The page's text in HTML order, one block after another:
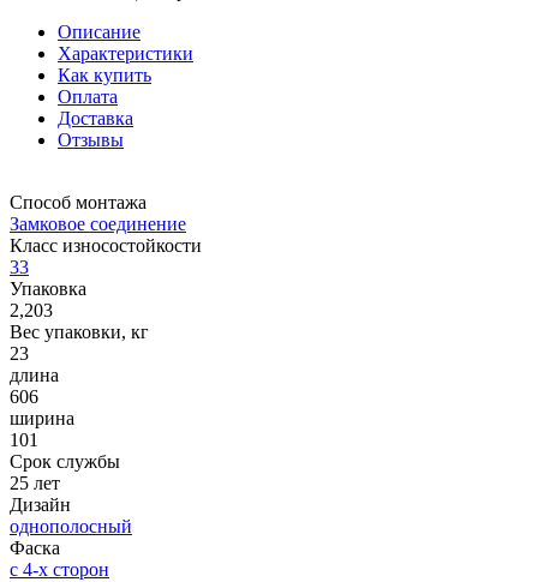
Описание
Характеристики
Как купить
Оплата
Доставка
Отзывы
Способ монтажа
Замковое соединение
Класс износостойкости
33
Упаковка
2,203
Вес упаковки, кг
23
длина
606
ширина
101
Срок службы
25 лет
Дизайн
однополосный
Фаска
с 4-х сторон